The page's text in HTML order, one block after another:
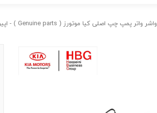
واشر واتر پمپ چپ اصلی کیا موتورز ( Genuine parts ) - اپيروس / سورنتو / موهاوي